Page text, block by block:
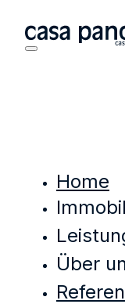
Home
Über